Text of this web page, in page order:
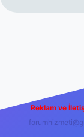
Reklam ve